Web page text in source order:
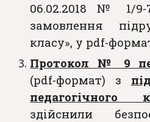
06.02.2018 № 1/
замовлення
класу», у pdf-
Протокол № 9
(pdf-формат) з
педагогічного
здійснили